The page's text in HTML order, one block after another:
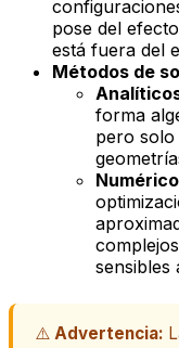
pose del
está fuera del
Métodos de
forma
pero
sensibles
⚠️ Advertencia: